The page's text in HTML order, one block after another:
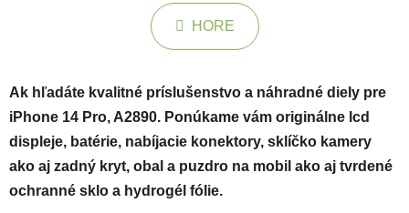
HORE
Ak hľadáte kvalitné príslušenstvo a náhradné diely pre
iPhone 14 Pro, A2890. Ponúkame vám originálne lcd
displeje, batérie, nabíjacie konektory, sklíčko kamery
ako aj zadný kryt, obal a puzdro na mobil ako aj tvrdené
ochranné sklo a hydrogél fólie.